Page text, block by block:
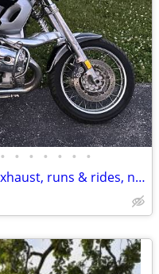
• • • • • • •
1998 BMW R1200C, Staintune exhaust, runs & rides, needs a little work.